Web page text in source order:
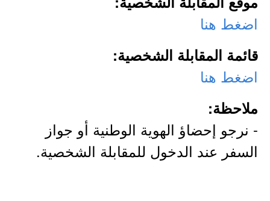
اضغط هنا
قائمة المقابلة الشخصية:
اضغط هنا
ملاحظة:
- نرجو إحضاؤ الهوية الوطنية أو جواز
السفر عند الدخول للمقابلة الشخصية.